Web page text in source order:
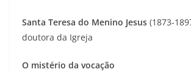
Santa Teresa do Menino Jesus (1873-
doutora da Igreja
O mistério da vocação